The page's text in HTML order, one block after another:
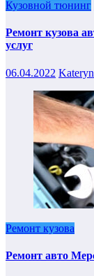
Кузовной тюнинг
Ремонт кузова
услуг
06.04.2022
Ремонт кузова
Ремонт авто